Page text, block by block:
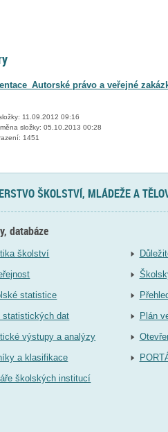
právo a veřejné
11.09.2012 09:16
složky: 05.10.2013 00:28
1451
ŠKOLSTVÍ, MLÁDEŽE A
databáze
školství
statistice
statistických dat
výstupy a analýzy
a klasifikace
školských institucí
Plán